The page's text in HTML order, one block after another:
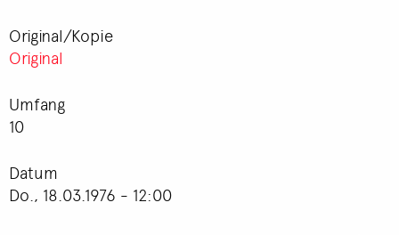
Original/Kopie
Original
Umfang
10
Datum
Do., 18.03.1976 - 12:00